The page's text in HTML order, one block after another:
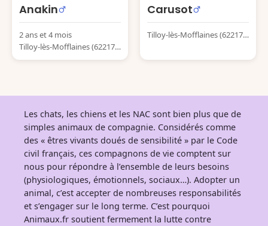
Anakin
2 ans et 4 mois
Tilloy-lès-Mofflaines (62217)
France
Carusot
Tilloy-lès-Mofflaines (62217)
Les chats, les chiens et les NAC sont bien plus que de
simples animaux de compagnie. Considérés comme
des « êtres vivants doués de sensibilité » par le Code
civil français, ces compagnons de vie comptent sur
nous pour répondre à l’ensemble de leurs besoins
(physiologiques, émotionnels, sociaux…). Adopter un
animal, c’est accepter de nombreuses responsabilités
et s’engager sur le long terme. C’est pourquoi
Animaux.fr soutient fermement la lutte contre